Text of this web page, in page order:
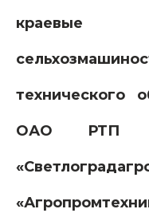
краевые
технического
ОАО РТП